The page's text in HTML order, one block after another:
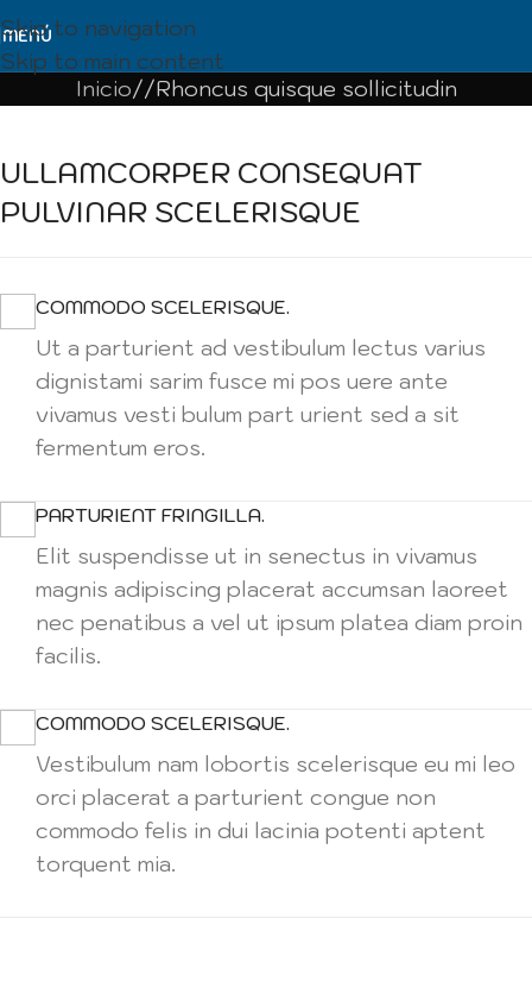
Skip to navigation
Skip to main content
MENÚ
Inicio Rhoncus quisque sollicitudin
ULLAMCORPER CONSEQUAT
PULVINAR SCELERISQUE
COMMODO SCELERISQUE.
Ut a parturient ad vestibulum lectus varius
dignistami sarim fusce mi pos uere ante
vivamus vesti bulum part urient sed a sit
fermentum eros.
PARTURIENT FRINGILLA.
Elit suspendisse ut in senectus in vivamus
magnis adipiscing placerat accumsan laoreet
nec penatibus a vel ut ipsum platea diam proin
facilis.
COMMODO SCELERISQUE.
Vestibulum nam lobortis scelerisque eu mi leo
orci placerat a parturient congue non
commodo felis in dui lacinia potenti aptent
torquent mia.